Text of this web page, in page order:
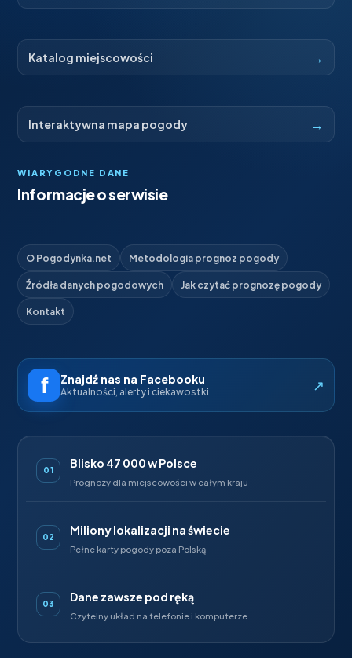
Katalog miejscowości →
Interaktywna mapa pogody →
WIARYGODNE DANE
Informacje o serwisie
O Pogodynka.net Metodologia prognoz pogody
Źródła danych pogodowych Jak czytać prognozę pogody
Kontakt
Znajdź nas na Facebooku
Aktualności, alerty i ciekawostki ↗
01 Blisko 47 000 w Polsce
Prognozy dla miejscowości w całym kraju
02 Miliony lokalizacji na świecie
Pełne karty pogody poza Polską
03 Dane zawsze pod ręką
Czytelny układ na telefonie i komputerze